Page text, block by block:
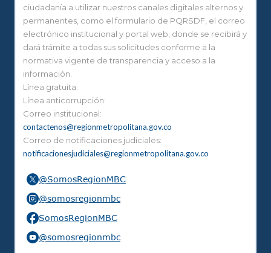
ciudadanía a utilizar nuestros canales digitales alternos y
permanentes, como el formulario de PQRSDF, el correo
electrónico institucional y portal web, donde se recibirá y
dará trámite a todas sus solicitudes conforme a la
normativa vigente de transparencia y acceso a la
información.
Línea gratuita:
Línea anticorrupción:
Correo institucional:
contactenos@regionmetropolitana.gov.co
Correo de notificaciones judiciales:
notificacionesjudiciales@regionmetropolitana.gov.co
@SomosRegionMBC
@somosregionmbc
SomosRegionMBC
@somosregionmbc